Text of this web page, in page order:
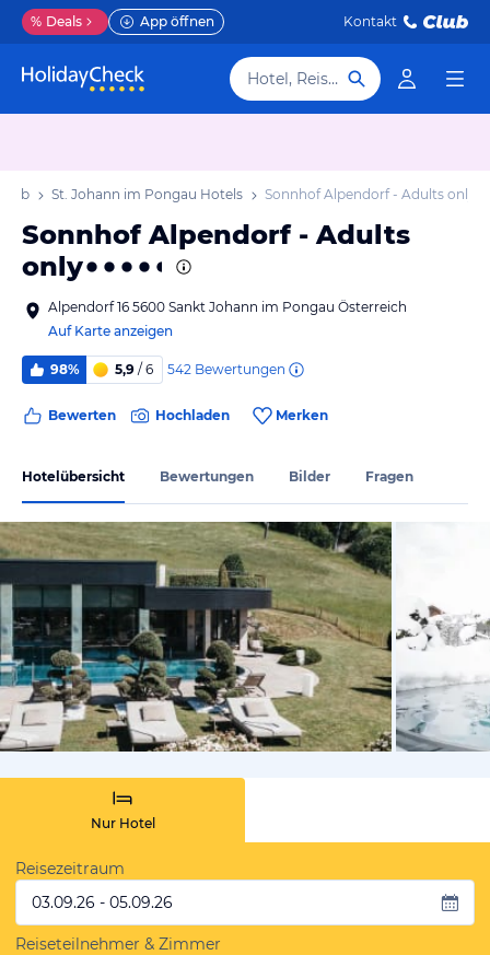
% Deals App öffnen Kontakt
Hotel, Reiseziel
St. Johann im Pongau Hotels Sonnhof Alpendorf - Adults only
Sonnhof Alpendorf - Adults
only
Alpendorf 16 5600 Sankt Johann im Pongau Österreich
Auf Karte anzeigen
98% 5,9 / 6 542 Bewertungen
Bewerten Hochladen Merken
Hotelübersicht Bewertungen Bilder Fragen
vom
Nur Hotel
Reisezeitraum
03.09.26 - 05.09.26
Reiseteilnehmer & Zimmer